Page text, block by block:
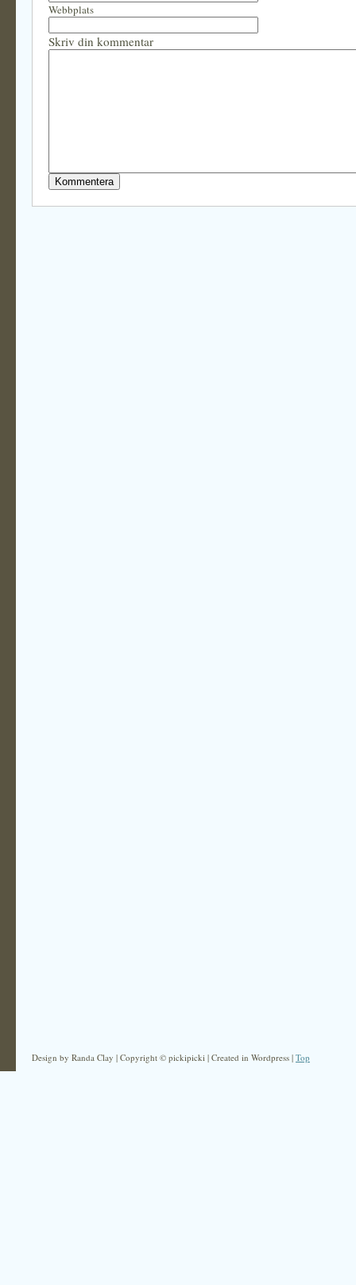
Webbplats
Skriv din kommentar
Design by Randa Clay | Copyright © pickipicki | Created in Wordpress | Top